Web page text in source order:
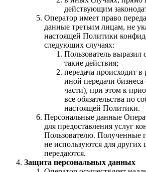
действующим
Оператор имеет право
данные третьим лицам, не
настоящей Политики
следующих случаях:
Пользователь выразил
такие действия;
передача происходит
иной передачи
части), при этом к
все обязательства по
настоящей Политики.
Персональные данные
для предоставления услуг
Пользователю. Полученные
не используются для других
передаются.
Защита персональных данных